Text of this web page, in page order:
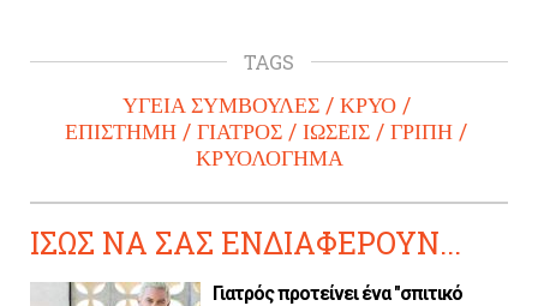
TAGS
ΥΓΕΙΑ ΣΥΜΒΟΥΛΕΣ
ΚΡΥΟ
ΕΠΙΣΤΗΜΗ
ΓΙΑΤΡΟΣ ΙΩΣΕΙΣ
ΓΡΙΠΗ
ΚΡΥΟΛΟΓΗΜΑ
ΙΣΩΣ ΝΑ ΣΑΣ ΕΝΔΙΑΦΕΡΟΥΝ...
Γιατρός προτείνει ένα "σπιτικό